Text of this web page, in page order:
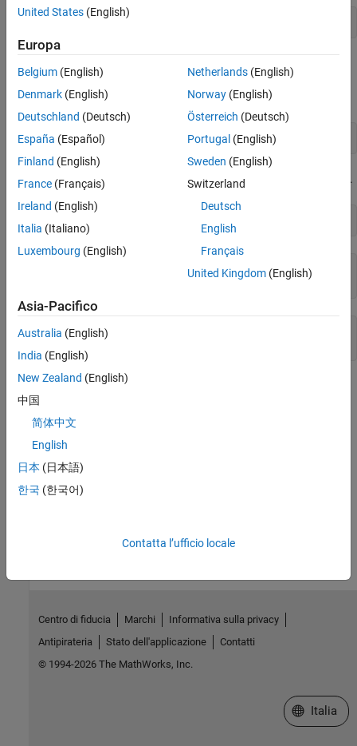
'twister' );
distribuzione uniforme discreta sull'insieme di numeri -10, -9,...,9,
10. Utilizzare la sintassi
randi([imin imax],m,n).
r = randi([-10 10],1,1000);
Verificare che i valori in siano compresi nell'intervallo specificato.
rmax =
Vedi anche
rng| randi
Argomenti
Creazione di array di numeri casuali
United States (English)
Europa
Belgium (English)
Denmark (English)
Deutschland (Deutsch)
España (Español)
Finland (English)
France (Français)
Ireland (English)
Italia (Italiano)
Luxembourg (English)
Netherlands(English)
Norway(English)
Österreich (Deutsch)
Portugal (English)
Sweden (English)
Switzerland
Deutsch
English
Français
United Kingdom(English)
Asia-Pacifico
Australia (English)
India (English)
New Zealand (English)
中国
简体中文
English
日本 (日本語)
한국 (한국어)
Contatta l’ufficio locale
Centro di fiducia Marchi
Informativa sulla privacy
Antipirateria
Stato dell'applicazione
Contatti
© 1994-2026 The MathWorks, Inc.
Seleziona
Italia